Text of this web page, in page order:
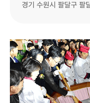
경기 수원시 팔달구 팔